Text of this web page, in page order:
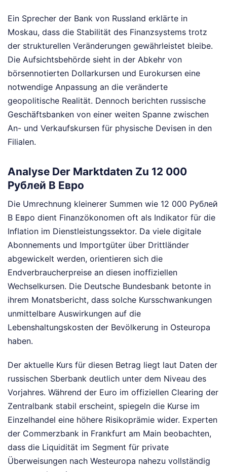
Ein Sprecher der Bank von Russland erklärte in
Moskau, dass die Stabilität des Finanzsystems trotz
der strukturellen Veränderungen gewährleistet bleibe.
Die Aufsichtsbehörde sieht in der Abkehr von
börsennotierten Dollarkursen und Eurokursen eine
notwendige Anpassung an die veränderte
geopolitische Realität. Dennoch berichten russische
Geschäftsbanken von einer weiten Spanne zwischen
An- und Verkaufskursen für physische Devisen in den
Filialen.
Analyse Der Marktdaten Zu 12 000
Рублей В Евро
Die Umrechnung kleinerer Summen wie 12 000 Рублей
В Евро dient Finanzökonomen oft als Indikator für die
Inflation im Dienstleistungssektor. Da viele digitale
Abonnements und Importgüter über Drittländer
abgewickelt werden, orientieren sich die
Endverbraucherpreise an diesen inoffiziellen
Wechselkursen. Die Deutsche Bundesbank betonte in
ihrem Monatsbericht, dass solche Kursschwankungen
unmittelbare Auswirkungen auf die
Lebenshaltungskosten der Bevölkerung in Osteuropa
haben.
Der aktuelle Kurs für diesen Betrag liegt laut Daten der
russischen Sberbank deutlich unter dem Niveau des
Vorjahres. Während der Euro im offiziellen Clearing der
Zentralbank stabil erscheint, spiegeln die Kurse im
Einzelhandel eine höhere Risikoprämie wider. Experten
der Commerzbank in Frankfurt am Main beobachten,
dass die Liquidität im Segment für private
Überweisungen nach Westeuropa nahezu vollständig